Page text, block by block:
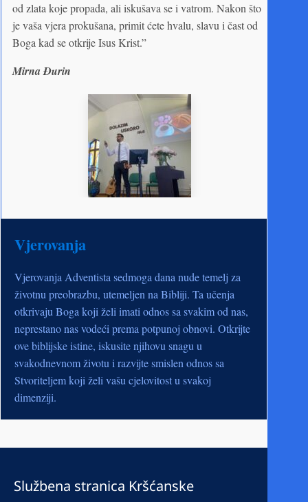
od zlata koje propada, ali iskušava se i vatrom. Nakon što
je vaša vjera prokušana, primit ćete hvalu, slavu i čast od
Boga kad se otkrije Isus Krist.”
Mirna Ðurin
Vjerovanja
Vjerovanja Adventista sedmoga dana nude temelj za
životnu preobrazbu, utemeljen na Bibliji. Ta učenja
otkrivaju Boga koji želi imati odnos sa svakim od nas,
neprestano nas vodeći prema potpunoj obnovi. Otkrijte
ove biblijske istine, iskusite njihovu snagu u
svakodnevnom životu i razvijte smislen odnos sa
Stvoriteljem koji želi vašu cjelovitost u svakoj
dimenziji.
Službena stranica Kršćanske